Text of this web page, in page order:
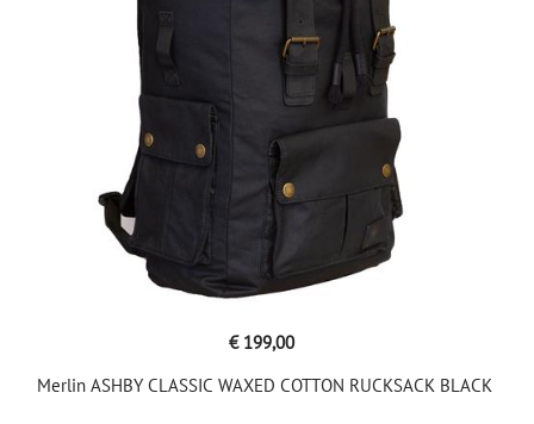
€ 199,00
Merlin ASHBY CLASSIC WAXED COTTON RUCKSACK BLACK